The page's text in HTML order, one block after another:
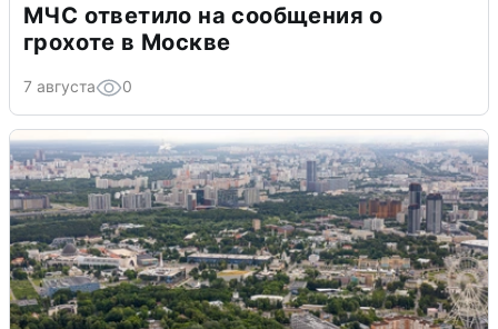
МЧС ответило на сообщения о
грохоте в Москве
7 августа 0